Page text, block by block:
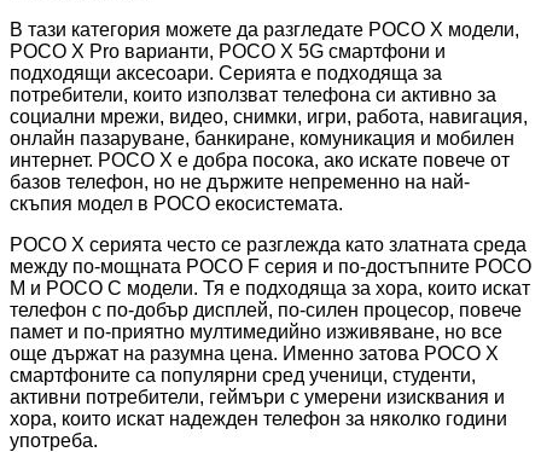
В тази категория можете да разгледате POCO X модели,
POCO X Pro варианти, POCO X 5G смартфони и
подходящи аксесоари. Серията е подходяща за
потребители, които използват телефона си активно за
социални мрежи, видео, снимки, игри, работа, навигация,
онлайн пазаруване, банкиране, комуникация и мобилен
интернет. POCO X е добра посока, ако искате повече от
базов телефон, но не държите непременно на най-
скъпия модел в POCO екосистемата.
POCO X серията често се разглежда като златната среда
между по-мощната POCO F серия и по-достъпните POCO
M и POCO C модели. Тя е подходяща за хора, които искат
телефон с по-добър дисплей, по-силен процесор, повече
памет и по-приятно мултимедийно изживяване, но все
още държат на разумна цена. Именно затова POCO X
смартфоните са популярни сред ученици, студенти,
активни потребители, геймъри с умерени изисквания и
хора, които искат надежден телефон за няколко години
употреба.